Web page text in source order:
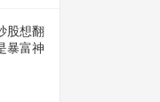
股想翻
暴富神